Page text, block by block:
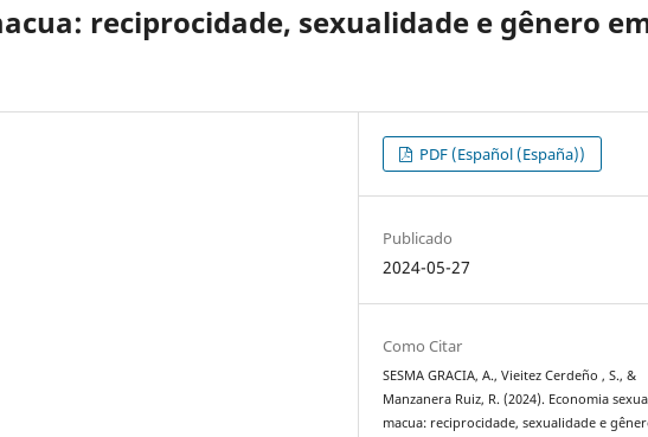
reciprocidade, sexualidade e gênero
PDF (Español (España))
Publicado
2024-05-27
Como Citar
SESMA GRACIA, A., Vieitez Cerdeño , S., &
Manzanera Ruiz, R. (2024). Economia
macua: reciprocidade, sexualidade e